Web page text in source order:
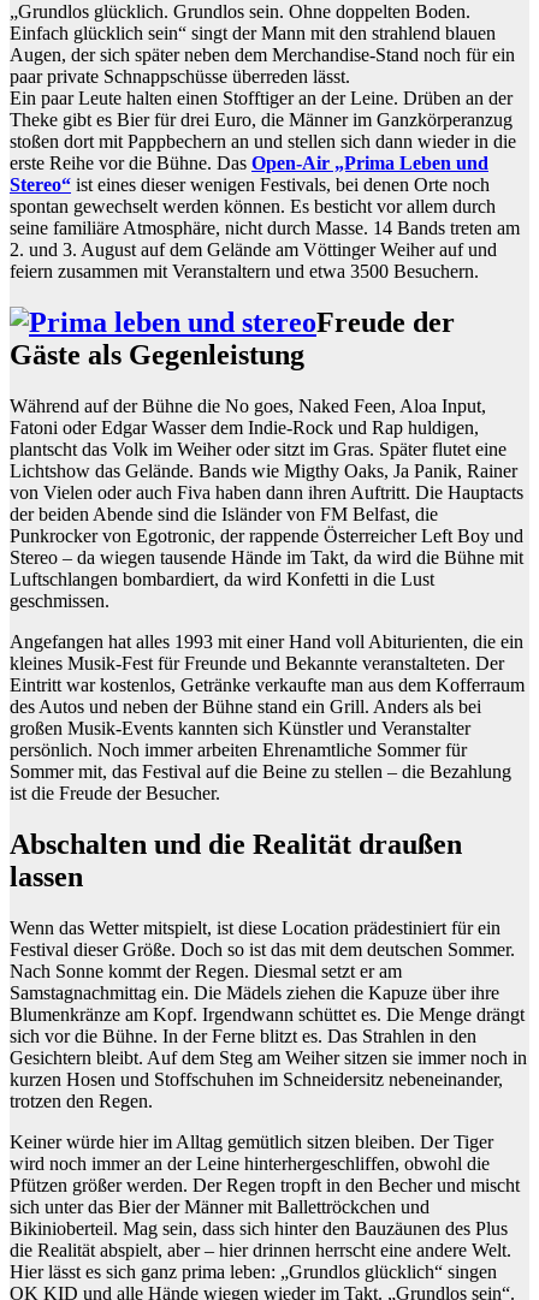
„Grundlos glücklich. Grundlos sein. Ohne doppelten Boden.
Einfach glücklich sein“ singt der Mann mit den strahlend blauen
Augen, der sich später neben dem Merchandise-Stand noch für ein
paar private Schnappschüsse überreden lässt.
Ein paar Leute halten einen Stofftiger an der Leine. Drüben an der
Theke gibt es Bier für drei Euro, die Männer im Ganzkörperanzug
stoßen dort mit Pappbechern an und stellen sich dann wieder in die
erste Reihe vor die Bühne. Das Open-Air „Prima Leben und
Stereo“ ist eines dieser wenigen Festivals, bei denen Orte noch
spontan gewechselt werden können. Es besticht vor allem durch
seine familiäre Atmosphäre, nicht durch Masse. 14 Bands treten am
2. und 3. August auf dem Gelände am Vöttinger Weiher auf und
feiern zusammen mit Veranstaltern und etwa 3500 Besuchern.
Freude der
Gäste als Gegenleistung
Während auf der Bühne die No goes, Naked Feen, Aloa Input,
Fatoni oder Edgar Wasser dem Indie-Rock und Rap huldigen,
plantscht das Volk im Weiher oder sitzt im Gras. Später flutet eine
Lichtshow das Gelände. Bands wie Migthy Oaks, Ja Panik, Rainer
von Vielen oder auch Fiva haben dann ihren Auftritt. Die Hauptacts
der beiden Abende sind die Isländer von FM Belfast, die
Punkrocker von Egotronic, der rappende Österreicher Left Boy und
Stereo – da wiegen tausende Hände im Takt, da wird die Bühne mit
Luftschlangen bombardiert, da wird Konfetti in die Lust
geschmissen.
Angefangen hat alles 1993 mit einer Hand voll Abiturienten, die ein
kleines Musik-Fest für Freunde und Bekannte veranstalteten. Der
Eintritt war kostenlos, Getränke verkaufte man aus dem Kofferraum
des Autos und neben der Bühne stand ein Grill. Anders als bei
großen Musik-Events kannten sich Künstler und Veranstalter
persönlich. Noch immer arbeiten Ehrenamtliche Sommer für
Sommer mit, das Festival auf die Beine zu stellen – die Bezahlung
ist die Freude der Besucher.
Abschalten und die Realität draußen
lassen
Wenn das Wetter mitspielt, ist diese Location prädestiniert für ein
Festival dieser Größe. Doch so ist das mit dem deutschen Sommer.
Nach Sonne kommt der Regen. Diesmal setzt er am
Samstagnachmittag ein. Die Mädels ziehen die Kapuze über ihre
Blumenkränze am Kopf. Irgendwann schüttet es. Die Menge drängt
sich vor die Bühne. In der Ferne blitzt es. Das Strahlen in den
Gesichtern bleibt. Auf dem Steg am Weiher sitzen sie immer noch in
kurzen Hosen und Stoffschuhen im Schneidersitz nebeneinander,
trotzen den Regen.
Keiner würde hier im Alltag gemütlich sitzen bleiben. Der Tiger
wird noch immer an der Leine hinterhergeschliffen, obwohl die
Pfützen größer werden. Der Regen tropft in den Becher und mischt
sich unter das Bier der Männer mit Ballettröckchen und
Bikinioberteil. Mag sein, dass sich hinter den Bauzäunen des Plus
die Realität abspielt, aber – hier drinnen herrscht eine andere Welt.
Hier lässt es sich ganz prima leben: „Grundlos glücklich“ singen
OK KID und alle Hände wiegen wieder im Takt. „Grundlos sein“.